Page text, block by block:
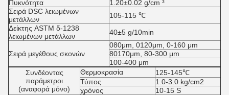
Πυκνότητα
1.20±0.02 g/cm ³
Σειρά DSC λειωμένων
μετάλλων
105-115 ℃
Δείκτης ASTM δ-1238
λειωμένων μετάλλων
40±5 g/10min
Σειρά μεγέθους σκονών
080μm, 0120μm, 0-160 μm
80170μm, 80-300 μm
100-400 μm
Συνδέοντας
παράμετροι
(αναφορά μόνο)
Θερμοκρασία
125-145℃
Τύπος
1.0-3.0 kg/cm2
χρόνος
10-15 S